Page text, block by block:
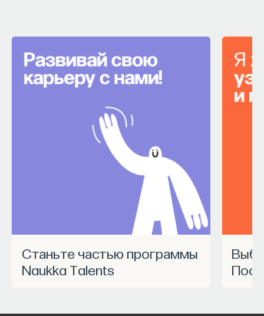
Станьте частью программы
Naukka Talents
Выбрать курс Академии